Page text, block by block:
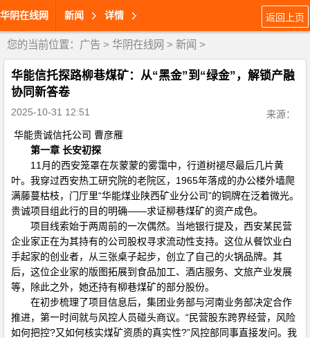
华阴在线网 新闻 详情 返回上页
您的当前位置： 广告 > 华阴在线网 > 新闻 >
华能信托探路柳巷煤矿：从“黑金”到“绿金”，解锁产融
协同新答卷
2025-10-31 12:51
来源：
华能贵诚信托公司 曹彦雁
第一章 长安初探
11月的西安笼罩在灰蒙蒙的雾霭中，行道树褪尽最后几片黄
叶。我穿过西安热工研究院的老院区，1965年落成的办公楼外墙爬
满藤蔓枯枝，门厅里“华能煤业陕西矿业分公司”的铜牌在泛着微光。
贵诚项目组此行的目的明确——求证柳巷煤矿的资产成色。
项目线索始于两周前的一次偶然。当地银行提及，西安某民营
企业家正在为其持有的公司股权寻求流动性支持。这位从餐饮业白
手起家的创业者，从三张桌子起步，创立了自己的火锅品牌。其
后，这位企业家的版图拓展到食品加工、酒店服务、文旅产业发展
等，除此之外，她还持有柳巷煤矿的部分股份。
在初步梳理了项目信息后，集团业务部与河南业务部决定合作
推进，第一时间就与风控人员碰头商议。“民营股东跨界经营，风险
如何把控?又如何核实煤矿资质的真实性?”风控部同事直接发问。我